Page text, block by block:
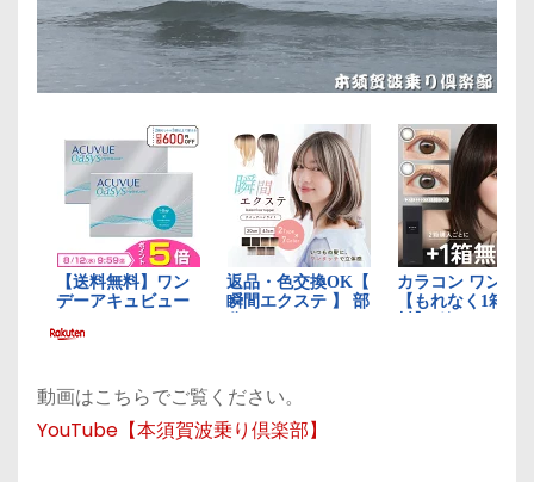
動画はこちらでご覧ください。
YouTube【本須賀波乗り倶楽部】